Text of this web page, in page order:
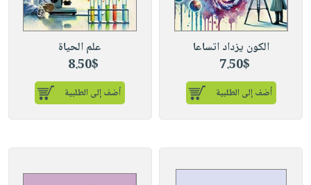
الكون يزداد اتساعا
7.50$
أضف إلى الطلبية
علم الحياة
8.50$
أضف إلى الطلبية